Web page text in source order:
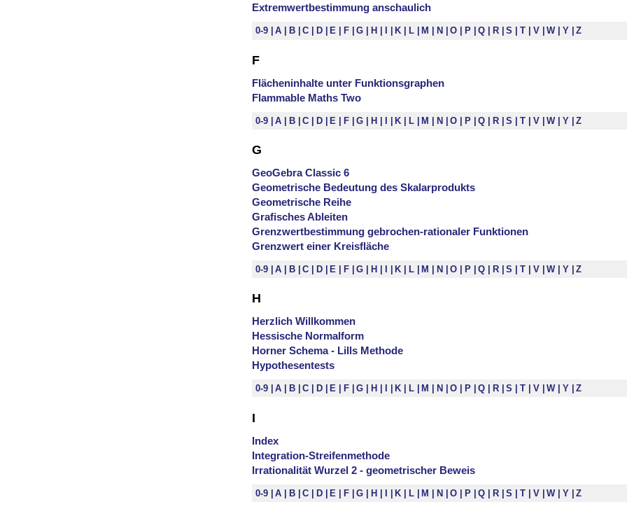
Extremwertbestimmung anschaulich
0-9 A B C D E F G H K L M N O P Q R S T V W Y Z
F
Flächeninhalte unter Funktionsgraphen
Flammable Maths Two
0-9 A B C D E F G H I K L M N O P Q R S T V W Y Z
G
GeoGebra Classic 6
Geometrische Bedeutung des Skalarprodukts
Geometrische Reihe
Grafisches Ableiten
Grenzwertbestimmung gebrochen-rationaler Funktionen
Grenzwert einer Kreisfläche
0-9 A B C D E F G H K L M N O P Q R S T V W Y Z
H
Herzlich Willkommen
Hessische Normalform
Horner Schema - Lills Methode
Hypothesentests
0-9 A B C D E F G H K L M N O P Q R S T V W Y Z
I
Index
Integration-Streifenmethode
Irrationalität Wurzel 2 - geometrischer Beweis
0-9 A B C D E F G H I K L M N O P Q R S T V W Y Z